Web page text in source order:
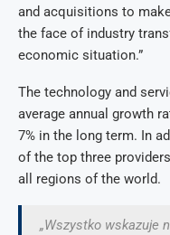
and acquisitions to
the face of industry
economic situation.”
The technology and
average annual growth
7% in the long term. In
of the top three
all regions of the world.
„Wszystko wskazuje